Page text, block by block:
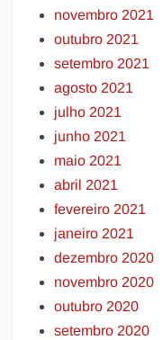
novembro 2021
outubro 2021
setembro 2021
agosto 2021
julho 2021
junho 2021
maio 2021
abril 2021
fevereiro 2021
janeiro 2021
dezembro 2020
novembro 2020
outubro 2020
setembro 2020